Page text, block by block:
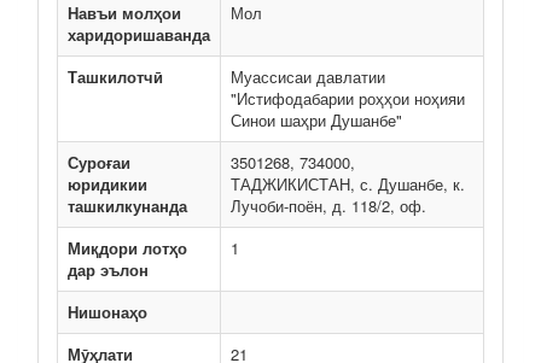
Навъи молҳои
харидоришаванда
Мол
Ташкилотчӣ
Муассисаи давлатии
"Истифодабарии роҳҳои ноҳияи
Синои шаҳри Душанбе"
Суроғаи
юридикии
ташкилкунанда
3501268, 734000,
ТАДЖИКИСТАН, с. Душанбе, к.
Лучоби-поён, д. 118/2, оф.
Миқдори лотҳо
дар эълон
1
Нишонаҳо
Мӯҳлати
21